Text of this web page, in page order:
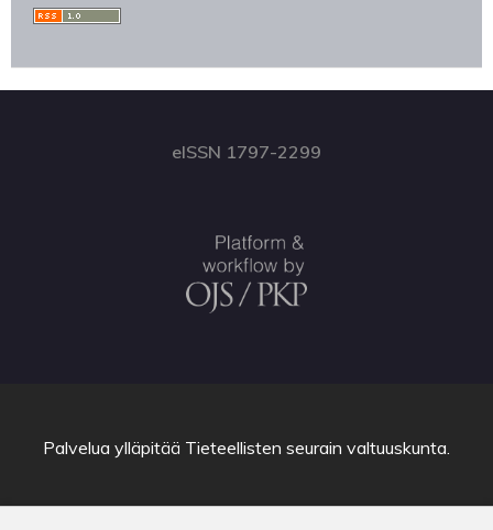
eISSN 1797-2299
Palvelua ylläpitää Tieteellisten seurain valtuuskunta.